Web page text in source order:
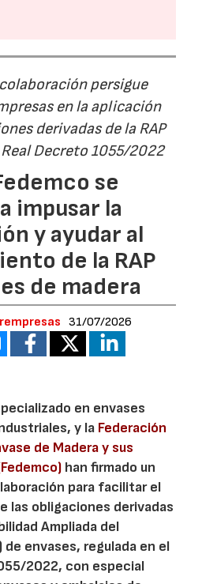
persigue
en la aplicación
derivadas de la RAP
Decreto 1055/2022
se
impusar la
y ayudar al
de la RAP
de madera
31/07/2026
en envases
y la Federación
de Madera y sus
han firmado un
para facilitar el
las obligaciones derivadas
Ampliada del
de envases, regulada en el
2022, con especial